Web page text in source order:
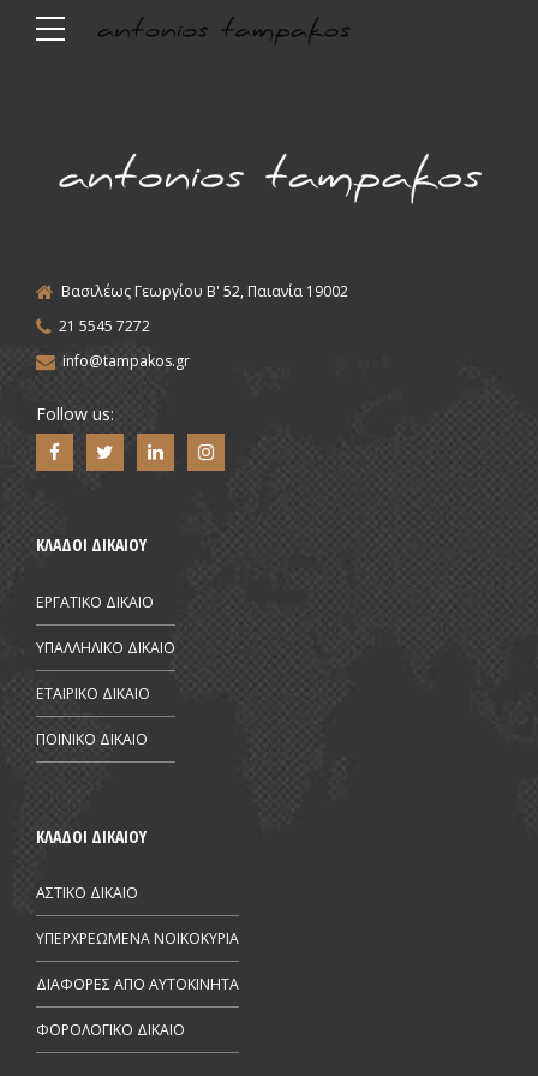
Βασιλέως Γεωργίου Β' 52, Παιανία 19002
21 5545 7272
info@tampakos.gr
Follow us:
ΚΛΑΔΟΙ ΔΙΚΑΙΟΥ
ΕΡΓΑΤΙΚΟ ΔΙΚΑΙΟ
ΥΠΑΛΛΗΛΙΚΟ ΔΙΚΑΙΟ
ΕΤΑΙΡΙΚΟ ΔΙΚΑΙΟ
ΠΟΙΝΙΚΟ ΔΙΚΑΙΟ
ΚΛΑΔΟΙ ΔΙΚΑΙΟΥ
ΑΣΤΙΚΟ ΔΙΚΑΙΟ
ΥΠΕΡΧΡΕΩΜΕΝΑ ΝΟΙΚΟΚΥΡΙΑ
ΔΙΑΦΟΡΕΣ ΑΠΟ AYTOKINHTA
ΦΟΡΟΛΟΓΙΚΟ ΔΙΚΑΙΟ